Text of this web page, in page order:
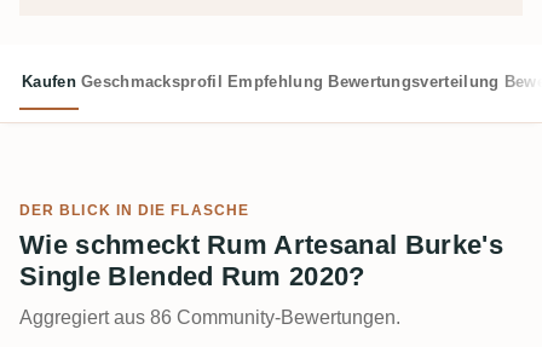
Kaufen Geschmacksprofil Empfehlung Bewertungsverteilung
DER BLICK IN DIE FLASCHE
Wie schmeckt Rum Artesanal Burke's
Single Blended Rum 2020?
Aggregiert aus 86 Community-Bewertungen.